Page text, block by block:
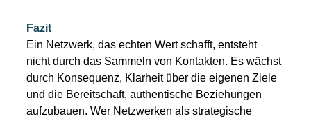
Fazit
Ein Netzwerk, das echten Wert schafft, entsteht
nicht durch das Sammeln von Kontakten. Es wächst
durch Konsequenz, Klarheit über die eigenen Ziele
und die Bereitschaft, authentische Beziehungen
aufzubauen. Wer Netzwerken als strategische